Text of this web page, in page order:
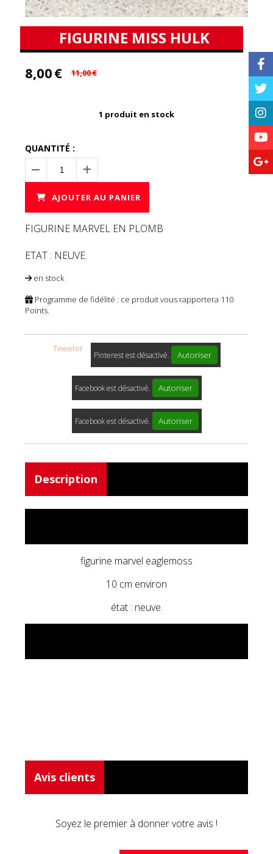
FIGURINE MISS HULK
8,00€ 11,00€
1 produit en stock
QUANTITÉ :
AJOUTER AU PANIER
FIGURINE MARVEL EN PLOMB
ETAT : NEUVE.
en stock
Programme de fidélité : ce produit vous rapportera 110
Points.
Tweeter
Pinterest est désactivé. Autoriser
Facebook est désactivé. Autoriser
Facebook est désactivé. Autoriser
Description
figurine marvel eaglemoss
10 cm environ
état : neuve.
Avis clients
Soyez le premier à donner votre avis !